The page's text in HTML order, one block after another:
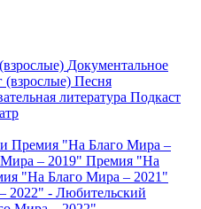
Документальное
(взрослые) Песня
литература Подкаст
Премия "На Благо Мира –
– 2019" Премия "На
"На Благо Мира – 2021"
2022" - Любительский